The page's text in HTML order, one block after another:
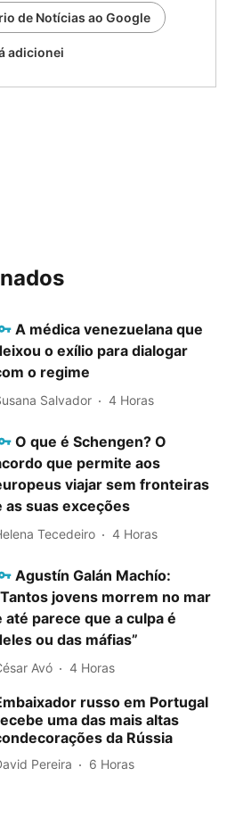
de Notícias ao Google
adicionei
A médica venezuelana que
o exílio para dialogar
o regime
Salvador 4 Horas
O que é Schengen? O
que permite aos
viajar sem fronteiras
as suas exceções
Tecedeiro 4 Horas
Agustín Galán Machío:
jovens morrem no mar
até parece que a culpa é
ou das máfias”
Avó 4 Horas
russo em Portugal
uma das mais altas
da Rússia
Pereira 6 Horas